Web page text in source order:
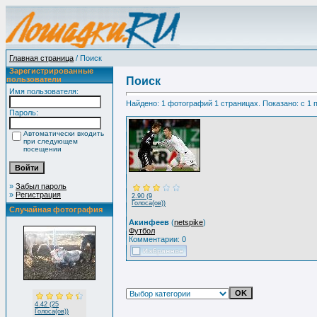
Главная страница / Поиск
Зарегистрированные
пользователи
Имя пользователя:
Пароль:
Автоматически входить
при следующем
посещении
» Забыл пароль
» Регистрация
Случайная фотография
4.42 (25
Голоса(ов))
Поиск
Найдено: 1 фотографий 1 страницах. Показано: с 1
2.90 (9
Голоса(ов))
Акинфеев (netspike)
Футбол
Комментарии: 0